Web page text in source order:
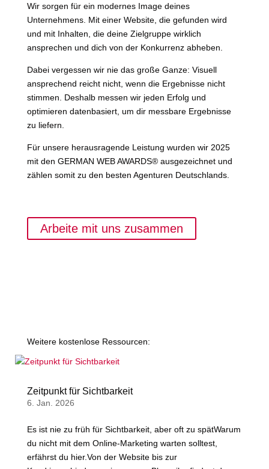
Wir sorgen für ein modernes Image deines
Unternehmens. Mit einer Website, die gefunden wird
und mit Inhalten, die deine Zielgruppe wirklich
ansprechen und dich von der Konkurrenz abheben.
Dabei vergessen wir nie das große Ganze: Visuell
ansprechend reicht nicht, wenn die Ergebnisse nicht
stimmen. Deshalb messen wir jeden Erfolg und
optimieren datenbasiert, um dir messbare Ergebnisse
zu liefern.
Für unsere herausragende Leistung wurden wir 2025
mit den GERMAN WEB AWARDS®ausgezeichnet und
zählen somit zu den besten Agenturen Deutschlands.
Arbeite mit uns zusammen
Weitere kostenlose Ressourcen:
Zeitpunkt für Sichtbarkeit
6. Jan. 2026
Es ist nie zu früh für Sichtbarkeit, aber oft zu spätWarum
du nicht mit dem Online-Marketing warten solltest,
erfährst du hier.Von der Website bis zur